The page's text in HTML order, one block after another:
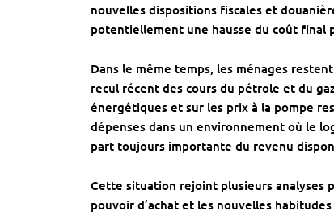
nouvelles dispositions fiscales et
potentiellement une hausse du coût final
Dans le même temps, les ménages
recul récent des cours du pétrole et du
énergétiques et sur les prix à la pompe
dépenses dans un environnement où le
part toujours importante du revenu
Cette situation rejoint plusieurs analyses
pouvoir d’achat et les nouvelles